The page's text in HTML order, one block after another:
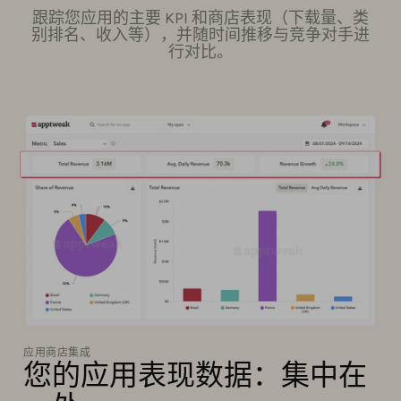
跟踪您应用的主要 KPI 和商店表现（下载量、类
别排名、收入等），并随时间推移与竞争对手进
行对比。
应用商店集成
您的应用表现数据：集中在